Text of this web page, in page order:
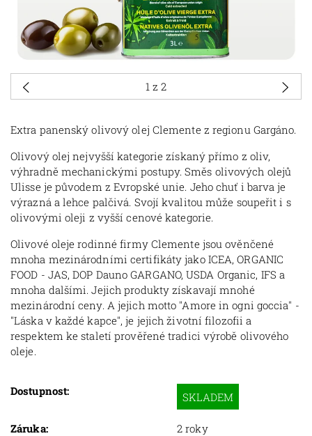
Extra panenský olivový olej Clemente z regionu Gargáno.
Olivový olej nejvyšší kategorie získaný přímo z oliv,
výhradně mechanickými postupy. Směs olivových olejů
Ulisse je původem z Evropské unie. Jeho chuť i barva je
výrazná a lehce palčivá. Svojí kvalitou může soupeřit i s
olivovými oleji z vyšší cenové kategorie.
Olivové oleje rodinné firmy Clemente jsou ověnčené
mnoha mezinárodními certifikáty jako ICEA, ORGANIC
FOOD - JAS, DOP Dauno GARGANO, USDA Organic, IFS a
mnoha dalšími. Jejich produkty získavají mnohé
mezinárodní ceny. A jejich motto "Amore in ogni goccia" -
"Láska v každé kapce", je jejich životní filozofii a
respektem ke staletí prověřené tradici výrobě olivového
oleje.
Dostupnost: SKLADEM
Záruka: 2 roky
1z 2